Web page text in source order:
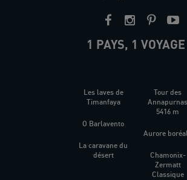
1 PAYS, 1 VOYAGE
Les laves de
Timanfaya
O Barlavento
La caravane du
désert
Tour des
Annapurnas
5416 m
Aurore
Chamonix-
Zermatt
Classique